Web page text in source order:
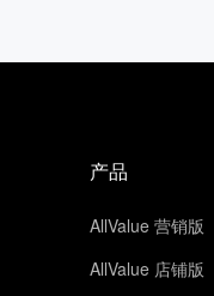
产品
AllValue 营销版
AllValue 店铺版